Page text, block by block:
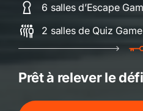
6 salles d’Escape
2 salles de Quiz Game
Prêt à relever le